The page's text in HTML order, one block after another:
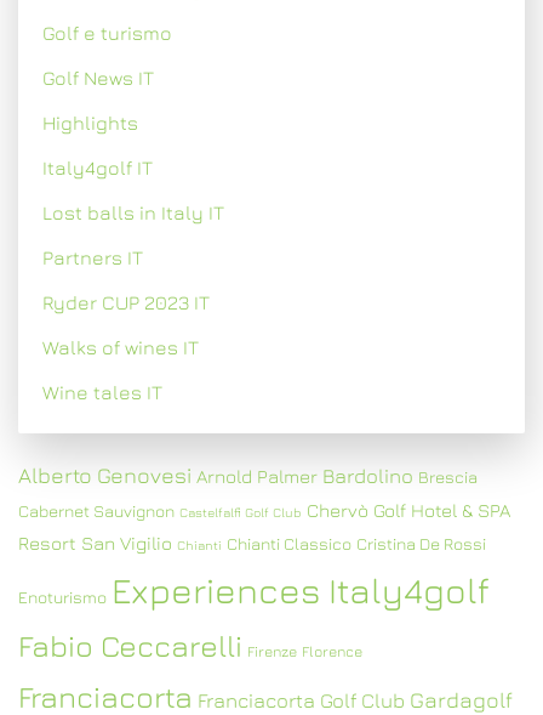
Golf e turismo
Golf News IT
Highlights
Italy4golf IT
Lost balls in Italy IT
Partners IT
Ryder CUP 2023 IT
Walks of wines IT
Wine tales IT
Alberto Genovesi Arnold Palmer Bardolino Brescia
Cabernet Sauvignon Castelfalfi Golf Club Chervò Golf Hotel & SPA
Resort San Vigilio Chianti Chianti Classico Cristina De Rossi
Enoturismo Experiences Italy4golf
Fabio Ceccarelli Firenze Florence
Franciacorta Franciacorta Golf Club Gardagolf